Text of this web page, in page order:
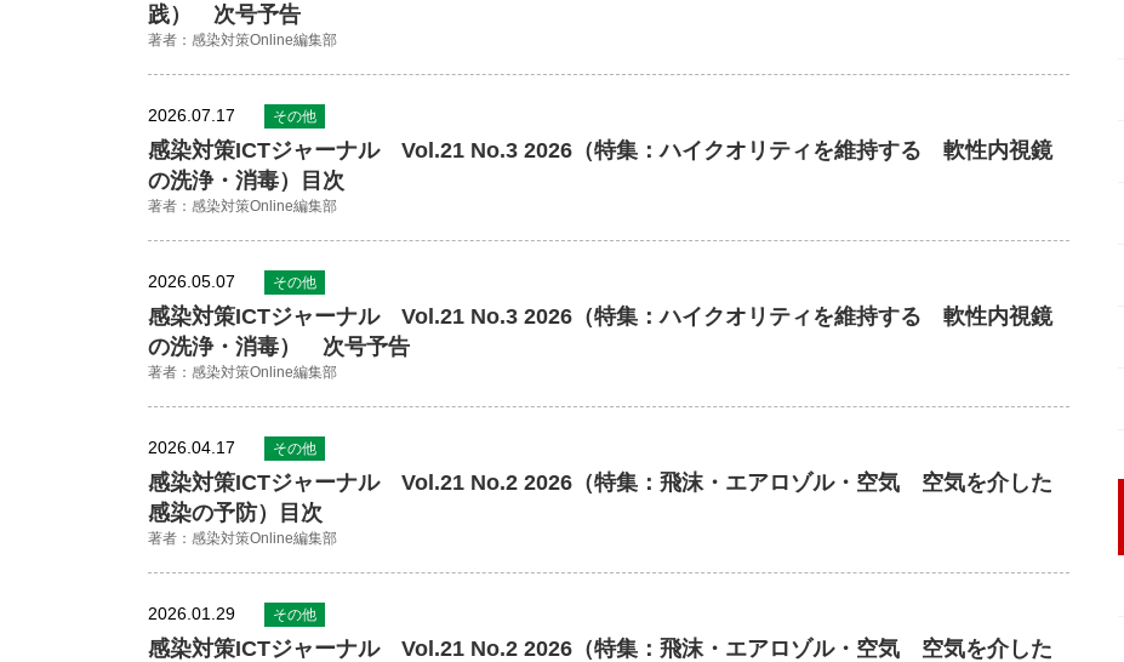
践） 次号予告
著者：感染対策Online編集部
2026.07.17 その他
感染対策ICTジャーナル Vol.21 No.3 2026（特集：ハイクオリティを維持する 軟性内視鏡
の洗浄・消毒）目次
著者：感染対策Online編集部
2026.05.07 その他
感染対策ICTジャーナル Vol.21 No.3 2026（特集：ハイクオリティを維持する 軟性内視鏡
の洗浄・消毒） 次号予告
著者：感染対策Online編集部
2026.04.17 その他
感染対策ICTジャーナル Vol.21 No.2 2026（特集：飛沫・エアロゾル・空気 空気を介した
感染の予防）目次
著者：感染対策Online編集部
2026.01.29 その他
感染対策ICTジャーナル Vol.21 No.2 2026（特集：飛沫・エアロゾル・空気 空気を介した